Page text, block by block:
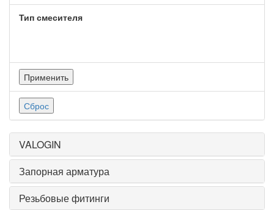
Тип смесителя
Применить
Сброс
VALOGIN
Запорная арматура
Резьбовые фитинги